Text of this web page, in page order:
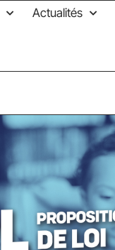
Actualités